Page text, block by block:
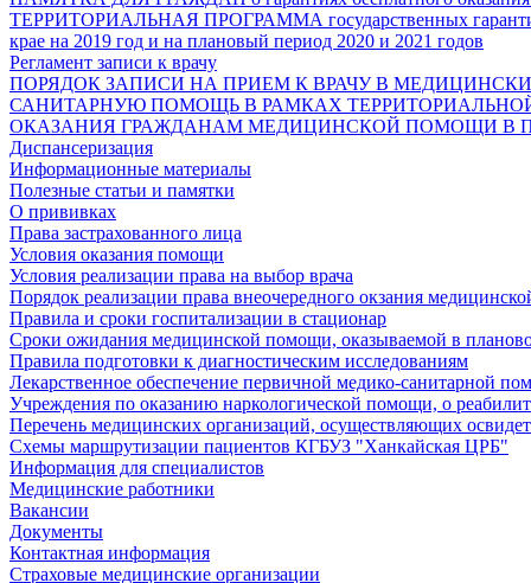
ТЕРРИТОРИАЛЬНАЯ ПРОГРАММА государственных гарантий
крае на 2019 год и на плановый период 2020 и 2021 годов
Регламент записи к врачу
ПОРЯДОК ЗАПИСИ НА ПРИЕМ К ВРАЧУ В
САНИТАРНУЮ ПОМОЩЬ В РАМКАХ
ОКАЗАНИЯ ГРАЖДАНАМ МЕДИЦИНСКОЙ ПОМОЩИ В
Диспансеризация
Информационные материалы
Полезные статьи и памятки
О прививках
Права застрахованного лица
Условия оказания помощи
Условия реализации права на выбор врача
Порядок реализации права внеочередного окзания
Правила и сроки госпитализации в стационар
Сроки ожидания медицинской помощи, оказываемой в
Правила подготовки к диагностическим исследованиям
Лекарственное обеспечение первичной медико-санитарной
Учреждения по оказанию наркологической помощи, о
Перечень медицинских организаций, осуществляющих
Схемы маршрутизации пациентов КГБУЗ "Ханкайская ЦРБ"
Информация для специалистов
Медицинские работники
Вакансии
Документы
Контактная информация
Страховые медицинские организации